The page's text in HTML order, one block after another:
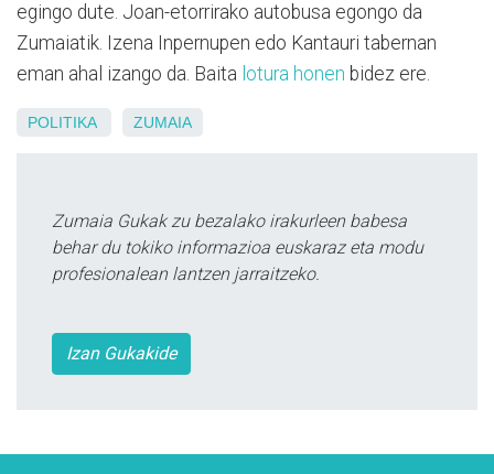
egingo dute. Joan-etorrirako autobusa egongo da
Zumaiatik. Izena Inpernupen edo Kantauri tabernan
eman ahal izango da. Baita lotura honen bidez ere.
POLITIKA ZUMAIA
Zumaia Gukak zu bezalako irakurleen babesa
behar du tokiko informazioa euskaraz eta modu
profesionalean lantzen jarraitzeko.
Izan Gukakide